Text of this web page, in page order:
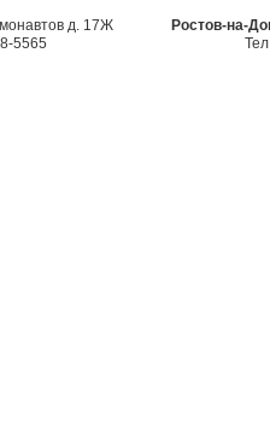
д. 17Ж
5565
Ростов-на-